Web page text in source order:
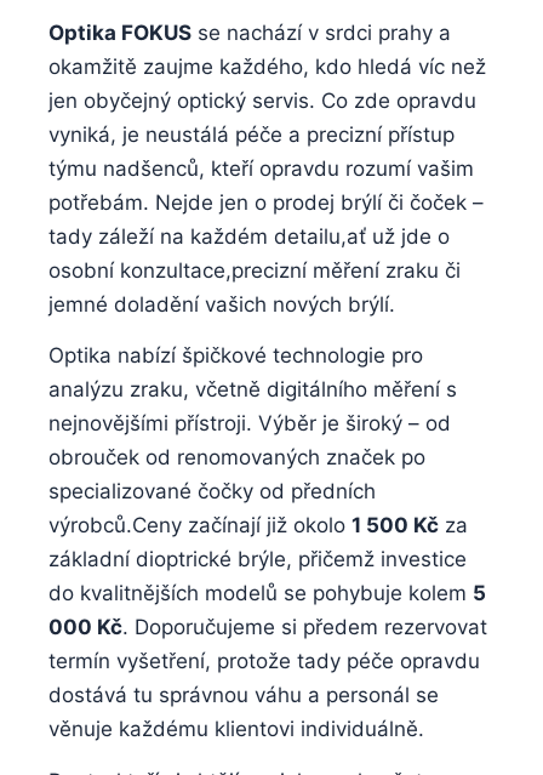
Optika FOKUS se nachází v srdci prahy a
okamžitě zaujme každého, kdo hledá víc než
jen obyčejný optický servis. Co zde opravdu
vyniká, je neustálá péče a precizní přístup
týmu nadšenců, kteří opravdu rozumí vašim
potřebám. Nejde jen o prodej brýlí či čoček –
tady záleží na každém detailu,ať už jde o
osobní konzultace,precizní měření zraku či
jemné doladění vašich nových brýlí.
Optika nabízí špičkové technologie pro
analýzu zraku, včetně digitálního měření s
nejnovějšími přístroji. Výběr je široký – od
obrouček od renomovaných značek po
specializované čočky od předních
výrobců.Ceny začínají již okolo 1 500 Kč za
základní dioptrické brýle, přičemž investice
do kvalitnějších modelů se pohybuje kolem 5
000 Kč. Doporučujeme si předem rezervovat
termín vyšetření, protože tady péče opravdu
dostává tu správnou váhu a personál se
věnuje každému klientovi individuálně.